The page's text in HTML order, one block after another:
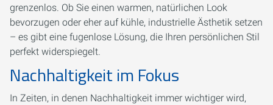
grenzenlos. Ob Sie einen warmen, natürlichen Look
bevorzugen oder eher auf kühle, industrielle Ästhetik setzen
– es gibt eine fugenlose Lösung, die Ihren persönlichen Stil
perfekt widerspiegelt.
Nachhaltigkeit im Fokus
In Zeiten, in denen Nachhaltigkeit immer wichtiger wird,